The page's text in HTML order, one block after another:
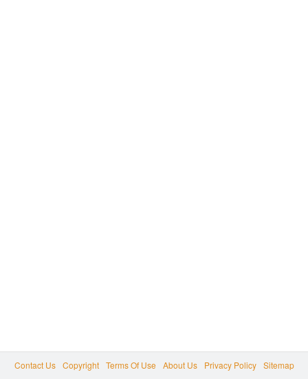
Contact Us Copyright Terms Of Use About Us Privacy Policy
Sitemap